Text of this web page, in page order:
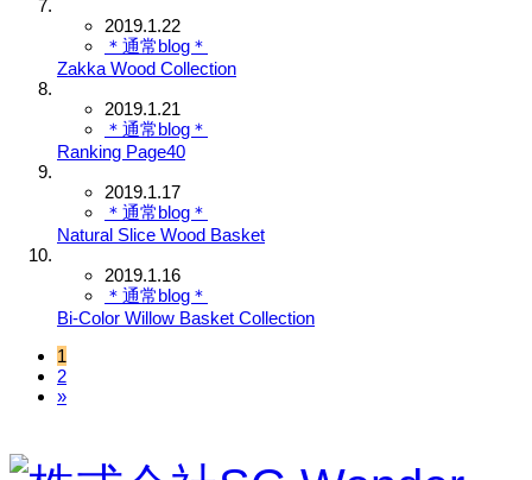
2019.1.22
＊通常blog＊
Zakka Wood Collection
2019.1.21
＊通常blog＊
Ranking Page40
2019.1.17
＊通常blog＊
Natural Slice Wood Basket
2019.1.16
＊通常blog＊
Bi-Color Willow Basket Collection
1
2
»